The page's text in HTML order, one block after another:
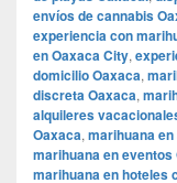
envíos de cannabis
experiencia con
en Oaxaca City,
domicilio Oaxaca,
discreta Oaxaca,
alquileres
Oaxaca, marihuana
marihuana en eventos
marihuana en hoteles